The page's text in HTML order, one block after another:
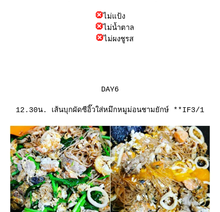
ไม่แป้ง
ไม่น้ำตาล
ไม่ผงชูรส
DAY6
12.30น. เส้นบุกผัดซีอิ๊วใส่หมึกหมูม่อนชามยักษ์ **IF3/1